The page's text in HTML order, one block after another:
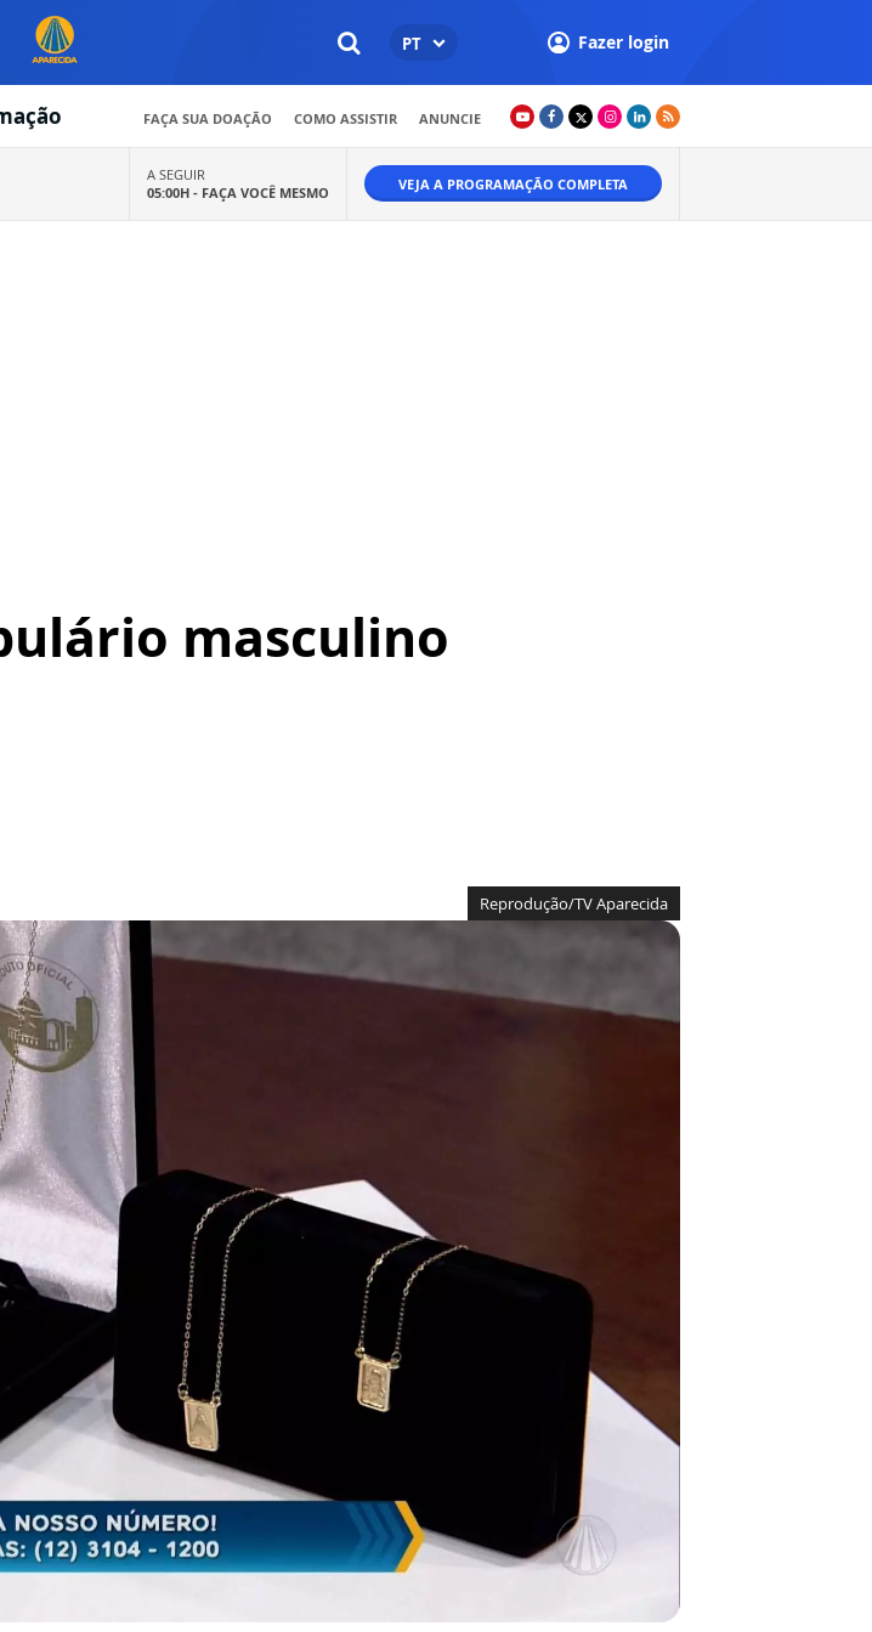
PT Fazer login
FAÇA SUA DOAÇÃO COMO ASSISTIR ANUNCIE
A SEGUIR
05:00H - FAÇA VOCÊ MESMO VEJA A PROGRAMAÇÃO COMPLETA
masculino
Reprodução/TV Aparecida